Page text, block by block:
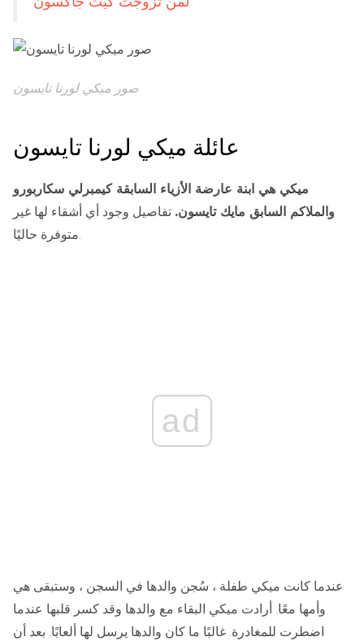
صور ميكي لورنا تايسون
عائلة ميكي لورنا تايسون
ميكي هي ابنة عارضة الأزياء السابقة كيمبرلي سكاربورو
والملاكم السابق مايك تايسون. تفاصيل وجود أي أشقاء لها غير
متوفرة حاليًا.
ad
عندما كانت ميكي طفلة ، سُجن والدها في السجن ، وستبقى هي
وأمها معًا. أرادت ميكي البقاء مع والدها وقد كسر قلبها عندما
اضطرت للمغادرة. غالبًا ما كان والدها يرسل لها ألعابًا. بعد أن